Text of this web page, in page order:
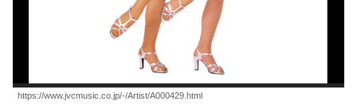
https://www.jvcmusic.co.jp/-/Artist/A000429.html